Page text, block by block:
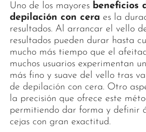
Uno de los mayores beneficios
depilación con cera es la
resultados. Al arrancar el vello
resultados pueden durar hasta
mucho más tiempo que el
muchos usuarios experimentan
más fino y suave del vello tras
de depilación con cera. Otro
la precisión que ofrece este
permitiendo dar forma y definir
cejas con gran exactitud.